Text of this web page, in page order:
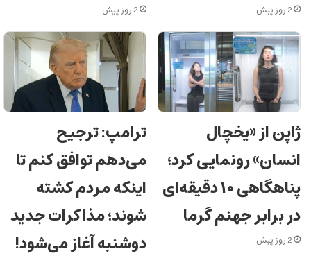
2 روز پیش 2 روز پیش
ژاپن از «یخچال
انسان» رونمایی کرد؛
پناهگاهی ۱۰ دقیقه‌ای
در برابر جهنم گرما
2 روز پیش
ترامپ: ترجیح
می‌دهم توافق کنم تا
اینکه مردم کشته
شوند؛ مذاکرات جدید
دوشنبه آغاز می‌شود!